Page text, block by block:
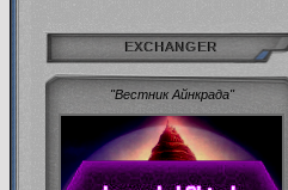
EXCHANGER
"Вестник Айнкрада"